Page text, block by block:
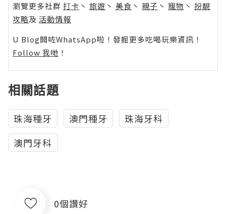
瀏覽更多社群 打卡 丶 旅遊 丶 美食 丶 親子 丶 寵物 丶 扮靚
攻略及 活動情報
U Blog開咗WhatsApp啦！發掘更多吃喝玩樂資訊！
Follow 我哋 ！
相關話題
珠海種牙 澳門種牙
珠海牙科
澳門牙科
0個讚好